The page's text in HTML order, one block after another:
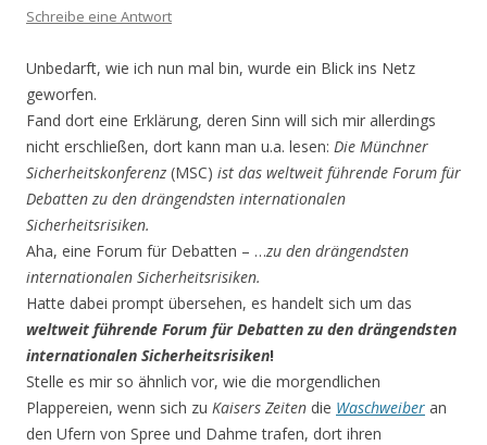
Schreibe eine Antwort
Unbedarft, wie ich nun mal bin, wurde ein Blick ins Netz
geworfen.
Fand dort eine Erklärung, deren Sinn will sich mir allerdings
nicht erschließen, dort kann man u.a. lesen: Die Münchner
Sicherheitskonferenz (MSC) ist das weltweit führende Forum für
Debatten zu den drängendsten internationalen
Sicherheitsrisiken.
Aha, eine Forum für Debatten – …zu den drängendsten
internationalen Sicherheitsrisiken.
Hatte dabei prompt übersehen, es handelt sich um das
weltweit führende Forum für Debatten zu den drängendsten
internationalen Sicherheitsrisiken!
Stelle es mir so ähnlich vor, wie die morgendlichen
Plappereien, wenn sich zu Kaisers Zeiten die Waschweiber an
den Ufern von Spree und Dahme trafen, dort ihren